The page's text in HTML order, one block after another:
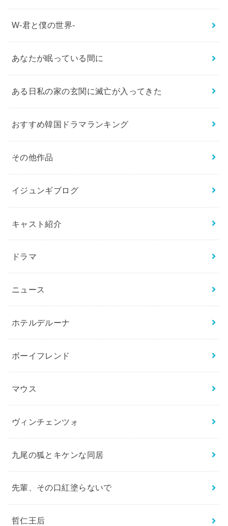
W-君と僕の世界-
あなたが眠っている間に
ある日私の家の玄関に滅亡が入ってきた
おすすめ韓国ドラマランキング
その他作品
イジュンギブログ
キャスト紹介
ドラマ
ニュース
ホテルデルーナ
ボーイフレンド
マウス
ヴィンチェンツォ
九尾の狐とキケンな同居
先輩、その口紅塗らないで
哲仁王后